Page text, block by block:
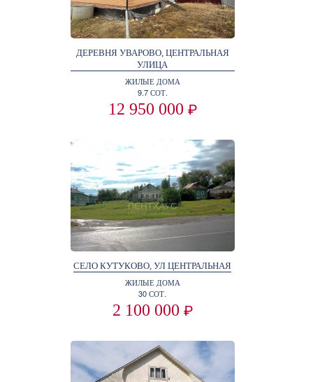
ДЕРЕВНЯ УВАРОВО, ЦЕНТРАЛЬНАЯ
УЛИЦА
ЖИЛЫЕ ДОМА
9.7 СОТ.
12 950 000 ₽
СЕЛО КУТУКОВО, УЛ ЦЕНТРАЛЬНАЯ
ЖИЛЫЕ ДОМА
30 СОТ.
2 100 000 ₽